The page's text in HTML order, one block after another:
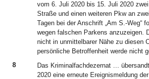
vom 6. Juli 2020 bis 15. Juli 2020
Straße und einen weiteren Pkw an
Tagen bei der Anschrift „Am S.-Weg“
wegen falschen Parkens anzuzeigen.
nicht in unmittelbarer Nähe zu diesen
persönliche Betroffenheit werde nicht
8
Das Kriminalfachdezernat …
2020 eine erneute Ereignismeldung